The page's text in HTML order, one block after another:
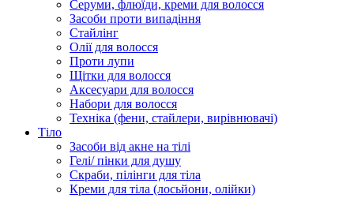
Серуми, флюїди, креми для волосся
Засоби проти випадіння
Стайлінг
Олії для волосся
Проти лупи
Щітки для волосся
Аксесуари для волосся
Набори для волосся
Техніка (фени, стайлери, вирівнювачі)
Тіло
Засоби від акне на тілі
Гелі/ пінки для душу
Скраби, пілінги для тіла
Креми для тіла (лосьйони, олійки)